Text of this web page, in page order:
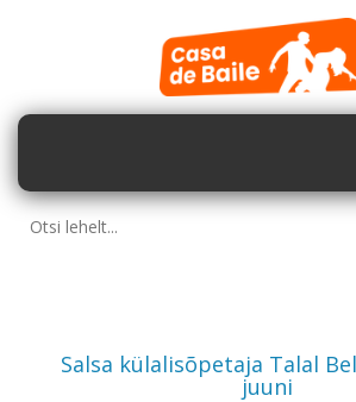
Salsa külalisõpetaja Talal
juuni